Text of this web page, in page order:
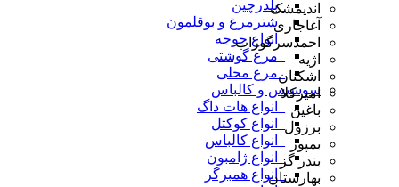
_بلدرچین
_شترمرغ و بوقلمون
_انواع جوجه
_مرغ گوشتی
_مرغ محلی
سوسیس و کالباس
_انواع هات داگ
_انواع کوکتل
_انواع کالباس
_انواع ژامبون
_انواع همبرگر
اندیمشک
آغاجاری
احمدسرگوراب
اژیه
اشکنان
امیرکلا
باغین
برزول
بمپور
بندر گز
بهارستان